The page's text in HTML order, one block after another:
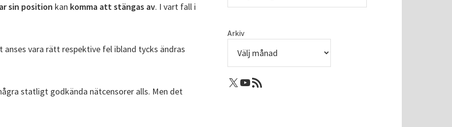
sin position kan komma att stängas av. I vart fall i
vara rätt respektive fel ibland tycks ändras
statligt godkända nätcensorer alls. Men det
Arkiv
X: Femtejuli
Youtube
RSS-flöde